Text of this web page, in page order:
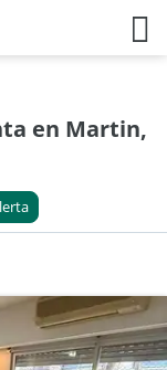
en Martin,